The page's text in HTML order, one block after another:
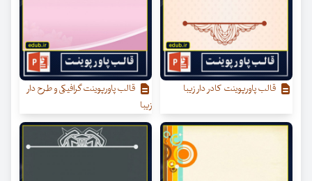
قالب پاورپوینت کادر دار زیبا
قالب پاورپوینت گرافیکی و طرح دار
زیبا